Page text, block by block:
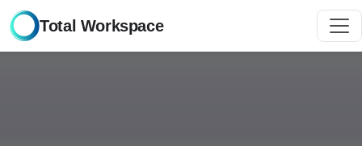
Total Workspace